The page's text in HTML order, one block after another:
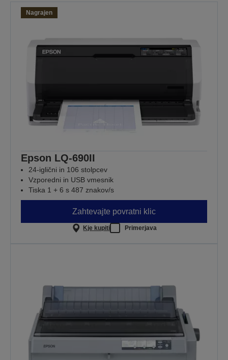
Nagrajen
Epson LQ-690II
24-iglični in 106 stolpcev
Vzporedni in USB vmesnik
Tiska 1 + 6 s 487 znakov/s
Zahtevajte povratni klic
Kje kupiti Primerjava